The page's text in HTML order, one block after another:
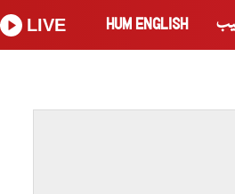
HUM ENGLISH
LIVE